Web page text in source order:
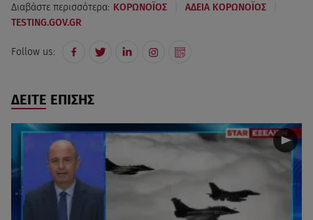
Διαβάστε περισσότερα: ΚΟΡΩΝΟΪΟΣ ΑΔΕΙΑ ΚΟΡΩΝΟΪΟΣ
TESTING.GOV.GR
Follow us:
ΔΕΙΤΕ ΕΠΙΣΗΣ